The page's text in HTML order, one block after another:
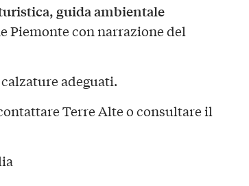
guida ambientale
Piemonte con narrazione del
adeguati.
Terre Alte o consultare il